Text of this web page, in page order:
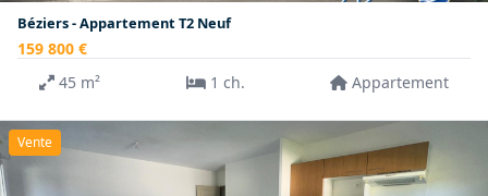
Béziers - Appartement T2 Neuf
159 800 €
45 m²
1 ch. Appartement
Vente